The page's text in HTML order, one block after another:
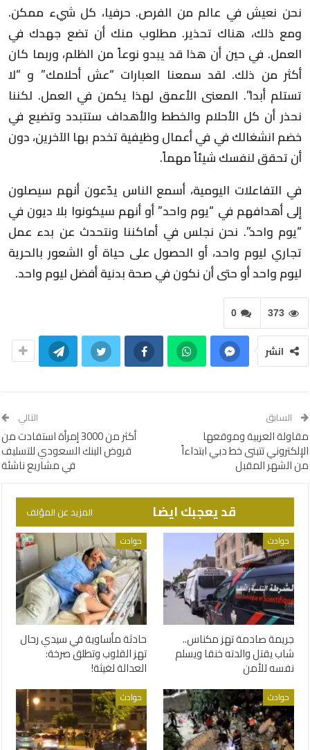
نحن نعيش في عالم من الفرص. حرفيا، كل شيء ممكن.
ومع ذلك، هناك تحذير. مطلوب منك أن تضع جهدك في
العمل. في حين أن هذا قد يبدو نوعاً من الظلم، وربما كان
أكثر من ذلك. لقد سمعنا العبارات “عش أحلامك” و “لا
تستلم أبدا”. المعنى الأعمق لهذا يكمن في العمل. لكننا
نحذر أن كل الأحلام والخطط والأهداف ستتبدد وتضيع في
خضم انشغالك في في أعمال وظيفية تخدم بها الآخرين، دون
أن تحقق لنفسك شيئاً مهماً.
في التفاعلات اليومية، أسمع الناس يدّعون أنهم سيصلون
إلى أهدافهم في “يوم واحد” أو أنهم سيكونوا بلا ديون في
“يوم واحد”. نحن نجلس في أماكننا ونتحدث عن بدء عمل
تجاري ليوم واحد، أو الحصول على حياة أو الشعور بالحرية
ليوم واحد أو حتى أن نكون في صحة بدنية أفضل ليوم واحد.
0 373
انشر
السابق
مقاولة العربية وموقعها
الإلكتروني تتبنى خط دبي ابتداءاً
من الشهر المقبل
التالي
أكثر من 3000 إمرأة استفادت من
قروض البنك السعودي للتسليف
في مشاريع ناشئة
قد يعجبك ايضا المزيد عن المؤلف
حوادث
جريمة صادمة تهز مكناس..
شاب يقتل والدته خنقا ويسلم
نفسه للأمن
حوادث
حادثة مأساوية في سيدي رحال
تهز القلوب وتطلق صرخة:
العدالة لغيثة!
حوادث حوادث